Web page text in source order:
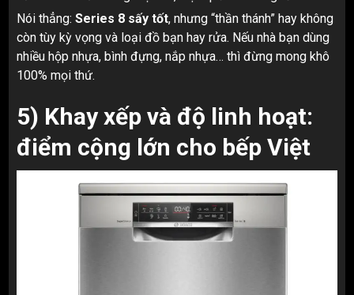
Nói thẳng: Series 8 sấy tốt, nhưng “thần thánh” hay không
còn tùy kỳ vọng và loại đồ bạn hay rửa. Nếu nhà bạn dùng
nhiều hộp nhựa, bình đựng, nắp nhựa… thì đừng mong khô
100% mọi thứ.
5) Khay xếp và độ linh hoạt:
điểm cộng lớn cho bếp Việt